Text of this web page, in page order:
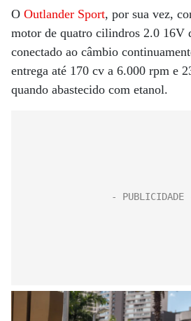
O Outlander Sport, por sua vez,
motor de quatro cilindros 2.0 16V
conectado ao câmbio
entrega até 170 cv a 6.000 rpm e
quando abastecido com etanol.